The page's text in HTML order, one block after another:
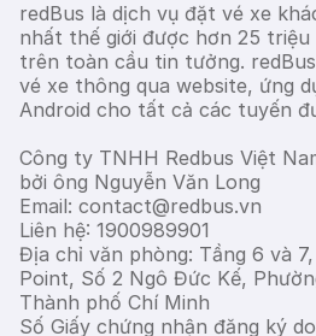
redBus là dịch vụ đặt vé xe
nhất thế giới được hơn 25 triệu
trên toàn cầu tin tưởng.
vé xe thông qua website, ứng
Android cho tất cả các tuyến
Công ty TNHH Redbus Việt
bởi ông Nguyễn Văn Long
Email: contact@redbus.vn
Liên hệ: 1900989901
Địa chỉ văn phòng: Tầng 6 và
Point, Số 2 Ngô Đức Kế,
Thành phố Chí Minh
Số Giấy chứng nhận đăng ký